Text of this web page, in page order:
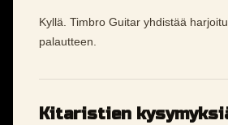
Kyllä. Timbro Guitar yhdistää
palautteen.
Kitaristien